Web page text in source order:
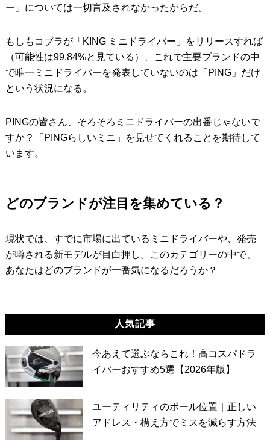
ー」については一切言及されなかったからだ。
もしもコブラが「KING ミニドライバー」をリリースすれば
（可能性は99.84%と見ている）、これで主要ブランドの中
で唯一ミニドライバーを発表していないのは「PING」だけ
という状況になる。
PINGの皆さん、そろそろミニドライバーの出番じゃないで
すか？「PINGらしいミニ」を見せてくれることを期待して
います。
どのブランドが注目を集めている？
現状では、すでに市場に出ているミニドライバーや、発売
が噂される新モデルが目白押し。このカテゴリーの中で、
あなたはどのブランドが一番気になるだろうか？
人気記事
今あえて選ぶならこれ！高コスパドラ
イバーおすすめ5選【2026年版】
ユーティリティのボール位置｜正しい
アドレス・構え方でミスを減らす方法